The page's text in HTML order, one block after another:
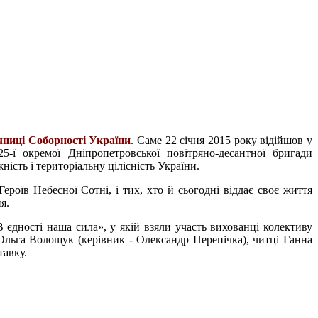
Соборності України. Саме 22 січня 2015 року відійшов у
Дніпропетровської повітряно-десантної бригади
і територіальну цілісність України.
Небесної Сотні, і тих, хто й сьогодні віддає своє життя
наша сила», у якій взяли участь вихованці колективу
Волощук (керівник - Олександр Перепічка), читці Ганна